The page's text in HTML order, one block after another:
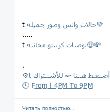
t
حالات واتس وصور جميله💚
.....
t
توصيات كريبتو مجانيه🤑💸
.
⚙️t أضــغـط هــنا ↜ للأشــتراك
🕚 Fr̲o̲m̲ ̲|̲ ̲4P̲M̲ ̲T̲o̲ ̲9P̲M̲
Читать полностью…